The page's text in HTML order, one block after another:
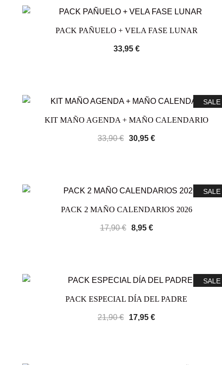
PACK PAÑUELO + VELA FASE LUNAR
33,95 €
SALE
KIT MAÑO AGENDA + MAÑO CALENDARIO
33,90€ 30,95 €
SALE
PACK 2 MAÑO CALENDARIOS 2026
17,90€ 8,95 €
SALE
PACK ESPECIAL DÍA DEL PADRE
21,90€ 17,95 €